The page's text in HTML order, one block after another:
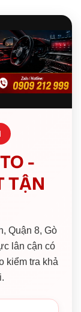
-
TẬN
Quận 8, Gò
lân cận có
kiểm tra khả